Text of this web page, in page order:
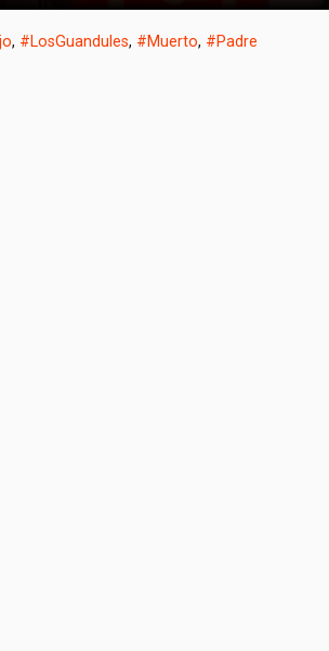
, #LosGuandules, #Muerto, #Padre